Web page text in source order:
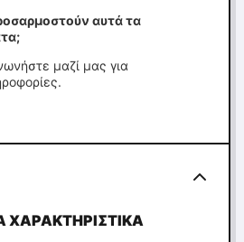
αυτά τα
μαζί μας για
ΧΑΡΑΚΤΗΡΙΣΤΙΚΆ